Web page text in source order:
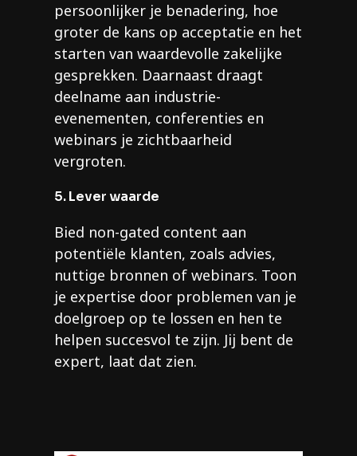
persoonlijker je benadering, hoe
groter de kans op acceptatie en het
starten van waardevolle zakelijke
gesprekken. Daarnaast draagt
deelname aan industrie-
evenementen, conferenties en
webinars je zichtbaarheid
vergroten.
5. Lever waarde
Bied non-gated content aan
potentiële klanten, zoals advies,
nuttige bronnen of webinars. Toon
je expertise door problemen van je
doelgroep op te lossen en hen te
helpen succesvol te zijn. Jij bent de
expert, laat dat zien.